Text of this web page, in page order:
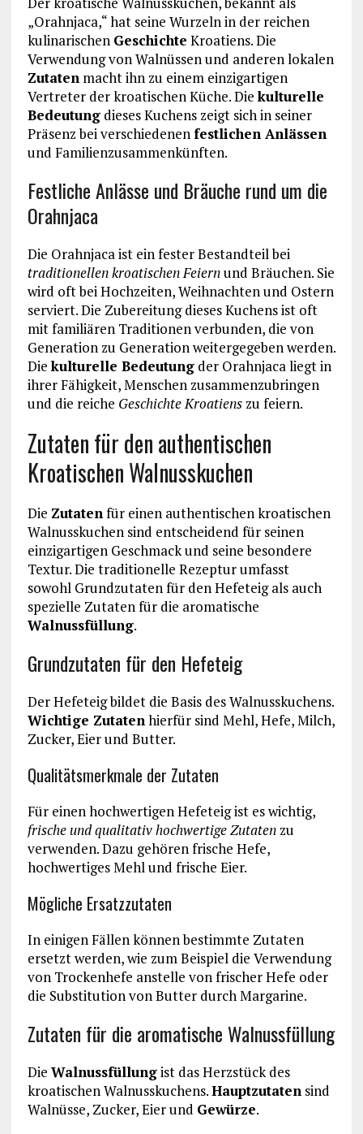
„Orahnjaca,“ hat seine Wurzeln in der reichen
kulinarischen Geschichte Kroatiens. Die
Verwendung von Walnüssen und anderen lokalen
Zutatenmacht ihn zu einem einzigartigen
Vertreter der kroatischen Küche. Diekulturelle
Bedeutungdieses Kuchens zeigt sich in seiner
Präsenz bei verschiedenenfestlichen Anlässen
und Familienzusammenkünften.
Festliche Anlässe und Bräuche rund um die
Orahnjaca
Die Orahnjaca ist ein fester Bestandteil bei
traditionellen kroatischen Feiernund Bräuchen. Sie
wird oft bei Hochzeiten, Weihnachten und Ostern
serviert. Die Zubereitung dieses Kuchens ist oft
mit familiären Traditionen verbunden, die von
Generation zu Generation weitergegeben werden.
Diekulturelle Bedeutungder Orahnjaca liegt in
ihrer Fähigkeit, Menschen zusammenzubringen
und die reiche Geschichte Kroatienszu feiern.
Zutaten für den authentischen
Kroatischen Walnusskuchen
Die Zutatenfür einen authentischen kroatischen
Walnusskuchen sind entscheidend für seinen
einzigartigen Geschmack und seine besondere
Textur. Die traditionelle Rezeptur umfasst
sowohl Grundzutaten für den Hefeteig als auch
spezielle Zutaten für die aromatische
Walnussfüllung.
Grundzutaten für den Hefeteig
Der Hefeteig bildet die Basis des Walnusskuchens.
Wichtige Zutatenhierfür sind Mehl, Hefe, Milch,
Zucker, Eier und Butter.
Qualitätsmerkmale der Zutaten
Für einen hochwertigen Hefeteig ist es wichtig,
frische und qualitativ hochwertige Zutatenzu
verwenden. Dazu gehören frische Hefe,
hochwertiges Mehl und frische Eier.
Mögliche Ersatzzutaten
In einigen Fällen können bestimmte Zutaten
ersetzt werden, wie zum Beispiel die Verwendung
von Trockenhefe anstelle von frischer Hefe oder
die Substitution von Butter durch Margarine.
Zutaten für die aromatische Walnussfüllung
Die Walnussfüllungist das Herzstück des
kroatischen Walnusskuchens.Hauptzutatensind
Walnüsse, Zucker, Eier und Gewürze.